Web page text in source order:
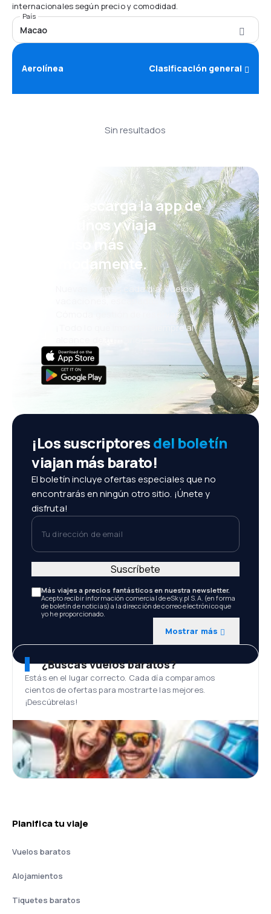
internacionales según precio y comodidad.
País
Macao
Aerolínea Clasificación general
Sin resultados
¡Eh! Descarga la app de
eDestinos y viaja
incluso más
cómodamente.
Nuevas ofertas cada día: vuelos,
vacaciones, escapadas
Cómoda gestión de reservas
¡Todo lo que importa, siempre al
¡Los suscriptoresdel boletín
viajan más barato!
El boletín incluye ofertas especiales que no
encontrarás en ningún otro sitio. ¡Únete y
disfruta!
Tu dirección de email
Más viajes a precios fantásticos en nuestra newsletter.
Acepto recibir información comercial de eSky.pl S.A. (en forma
de boletín de noticias) a la dirección de correo electrónico que
yo he proporcionado.
Mostrar más
Suscríbete
¿Buscas vuelos baratos?
Estás en el lugar correcto. Cada día comparamos
cientos de ofertas para mostrarte las mejores.
¡Descúbrelas!
Planifica tu viaje
Vuelos baratos
Alojamientos
Tiquetes baratos